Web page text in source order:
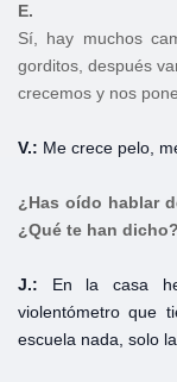
E.
Sí, hay muchos
gorditos, después
crecemos y nos
V.: Me crece pelo,
¿Has oído hablar
¿Qué te han dicho?
J.: En la casa
violentómetro que
escuela nada, solo